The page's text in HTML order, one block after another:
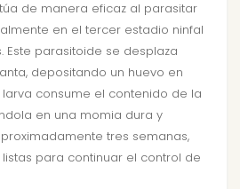
de manera eficaz al parasitar
en el tercer estadio ninfal
Este parasitoide se desplaza
depositando un huevo en
consume el contenido de la
en una momia dura y
tres semanas,
para continuar el control de